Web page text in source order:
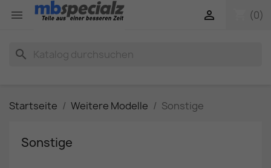
 (0)

search
Startseite Weitere Modelle Sonstige
Sonstige